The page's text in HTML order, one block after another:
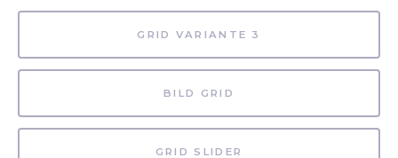
GRID VARIANTE 3
BILD GRID
GRID SLIDER